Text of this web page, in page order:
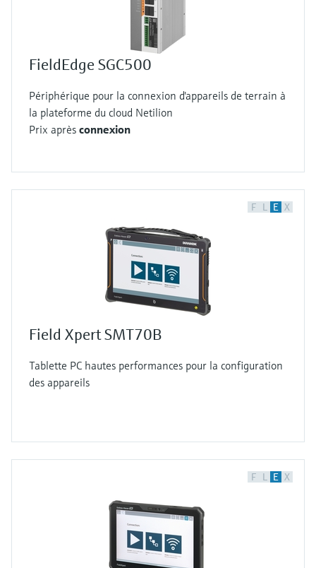
FieldEdge SGC500
Périphérique pour la connexion d'appareils de terrain à
la plateforme du cloud Netilion
Prix après connexion
F L E X
Field Xpert SMT70B
Tablette PC hautes performances pour la configuration
des appareils
F L E X